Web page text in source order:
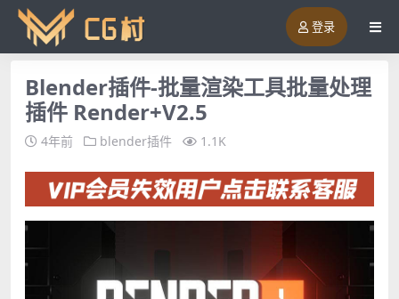
登录
Blender插件-批量渲染工具批量处理
插件 Render+V2.5
4年前 blender插件 1.1K